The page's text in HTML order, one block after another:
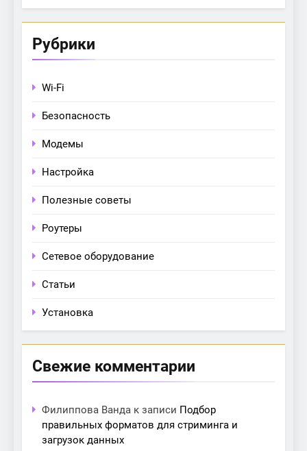
Рубрики
Wi-Fi
Безопасность
Модемы
Настройка
Полезные советы
Роутеры
Сетевое оборудование
Статьи
Установка
Свежие комментарии
Филиппова Ванда к записи Подбор
правильных форматов для стриминга и
загрузок данных